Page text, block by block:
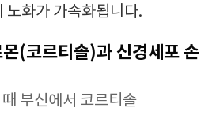
노화가 가속화됩니다.
(코르티솔)과 신경세포 손
부신에서 코르티솔